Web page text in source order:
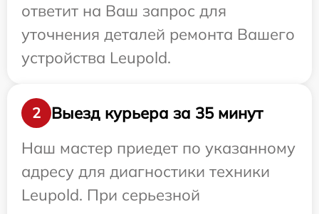
ответит на Ваш запрос для
уточнения деталей ремонта Вашего
устройства Leupold.
2
Выезд курьера за 35 минут
Наш мастер приедет по указанному
адресу для диагностики техники
Leupold. При серьезной